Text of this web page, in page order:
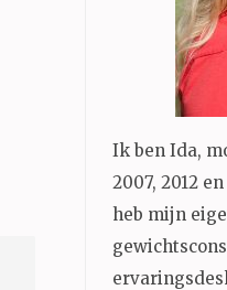
Ik ben Ida,
2007, 2012
heb mijn